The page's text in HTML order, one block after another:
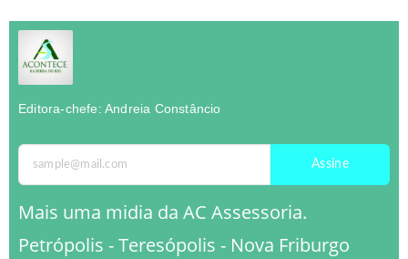
Editora-chefe: Andreia Constâncio
Assine
Mais uma midia da AC Assessoria.
Petrópolis - Teresópolis - Nova Friburgo